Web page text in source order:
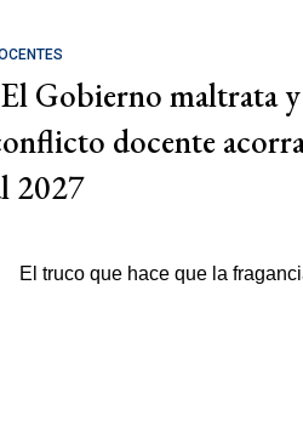
Gobierno maltrata
docente
2027